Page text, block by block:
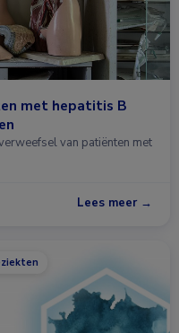
met hepatitis B
van patiënten met
Lees meer →